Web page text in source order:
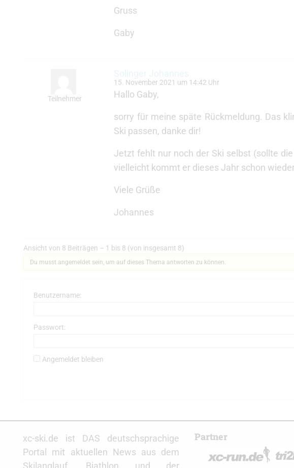
Gruss
Gaby
Teilnehmer
Solinger Johannes
15. November 2021 um 14:42 Uhr
Hallo Gaby,
sorry für meine späte Rückmeldung. Das
Ski passen, danke dir!
Jetzt fehlt nur noch der Ski selbst (sollte
vielleicht kommt er dieses Jahr schon
Viele Grüße
Johannes
Ansicht von 8 Beiträgen – 1 bis 8 (von insgesamt 8)
Du musst angemeldet sein, um auf dieses Thema antworten zu können.
Benutzername:
Passwort:
Angemeldet bleiben
xc-ski.de ist DAS deutschsprachige
Portal mit aktuellen News aus dem
Partner